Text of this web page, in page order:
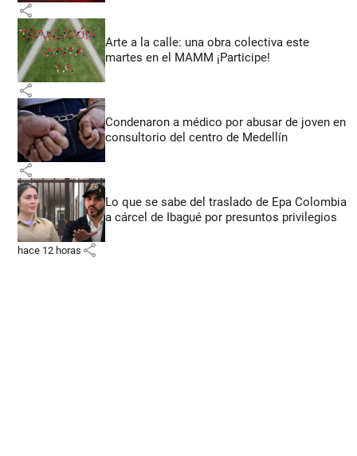
share
Arte a la calle: una obra colectiva este
martes en el MAMM ¡Participe!
share
Condenaron a médico por abusar de joven en
consultorio del centro de Medellín
share
Lo que se sabe del traslado de Epa Colombia
a cárcel de Ibagué por presuntos privilegios
hace 12 horas share